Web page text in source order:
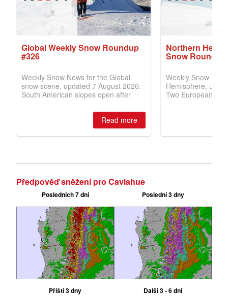
Předpověď sněžení pro Caviahue
Posledních 7 dní Poslední 3 dny
Příští 3 dny Další 3 - 6 dní